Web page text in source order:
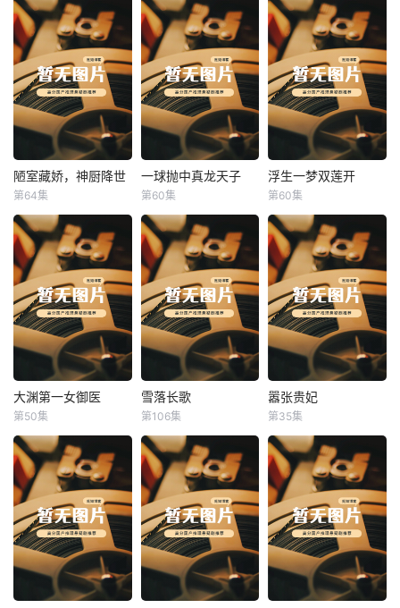
陋室藏娇，神厨降世
陋室藏娇，神厨降世
第64集
一球抛中真龙天子
一球抛中真龙天子
第60集
浮生一梦双莲开
浮生一梦双莲开
第60集
大渊第一女御医
大渊第一女御医
第50集
雪落长歌
雪落长歌
第106集
嚣张贵妃
嚣张贵妃
第35集